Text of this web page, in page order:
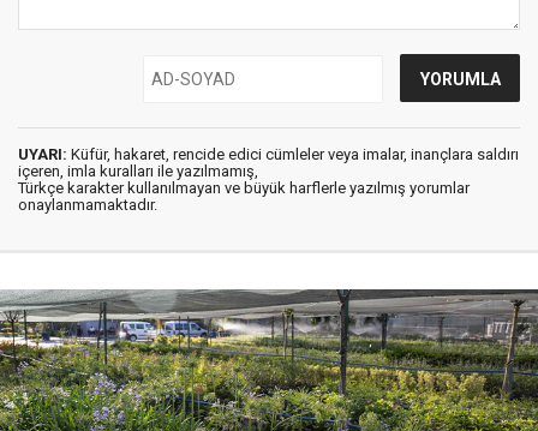
UYARI: Küfür, hakaret, rencide edici cümleler veya imalar, inançlara saldırı
içeren, imla kuralları ile yazılmamış,
Türkçe karakter kullanılmayan ve büyük harflerle yazılmış yorumlar
onaylanmamaktadır.